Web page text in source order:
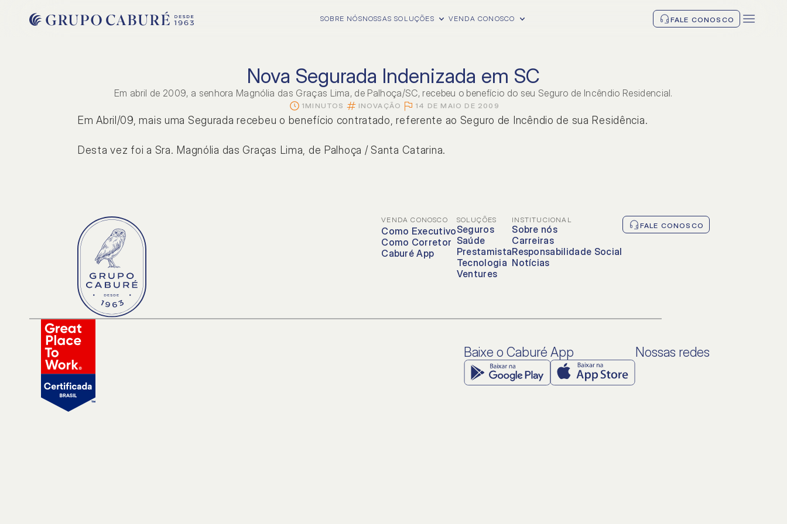
SOBRE NÓSNOSSAS SOLUÇÕES VENDA CONOSCO FALE CONOSCO
INSTITUCIONAL
Home
Sobre nós
Sorteio
Nossas soluções
ExecutivosCorretores
NOSSAS SOLUÇÕES
Soluções principais
Soluções extra
NOSSAS FERRAMENTAS
Caburé Executivos
Dr. Anjo
Nova Segurada Indenizada em SC
Em abril de 2009, a senhora Magnólia das Graças Lima, de Palhoça/SC, recebeu o benefício do seu Seguro de Incêndio Residencial.
1 MINUTOS INOVAÇÃO 14 DE MAIO DE 2009
Em Abril/09, mais uma Segurada recebeu o benefício contratado, referente ao Seguro de Incêndio de sua Residência.
Desta vez foi a Sra. Magnólia das Graças Lima, de Palhoça / Santa Catarina.
VENDA CONOSCO
Como Executivo
Como Corretor
Caburé App
SOLUÇÕES
Seguros
Saúde
Prestamista
Tecnologia
Ventures
INSTITUCIONAL
Sobre nós
Carreiras
Responsabilidade Social
Notícias
FALE CONOSCO
Baixe o Caburé App Nossas redes